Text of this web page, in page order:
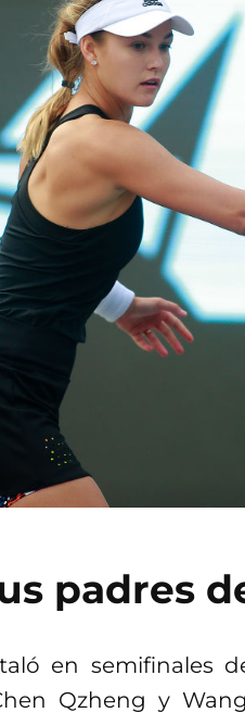
padres
en semifinales
Qzheng y